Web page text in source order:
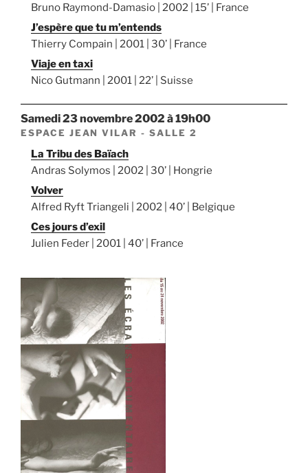
Bruno Raymond-Damasio | 2002 | 15’ | France
J’espère que tu m’entends
Thierry Compain | 2001 | 30’ | France
Viaje en taxi
Nico Gutmann | 2001 | 22’ | Suisse
samedi 23 novembre 2002 à 19h00
ESPACE JEAN VILAR - SALLE 2
La Tribu des Baïach
Andras Solymos | 2002 | 30’ | Hongrie
Volver
Alfred Ryft Triangeli | 2002 | 40’ | Belgique
Ces jours d’exil
Julien Feder | 2001 | 40’ | France